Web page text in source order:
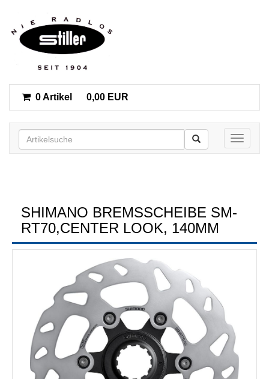
0 Artikel 0,00 EUR
Toggle
SHIMANO BREMSSCHEIBE SM-
RT70,CENTER LOOK, 140MM